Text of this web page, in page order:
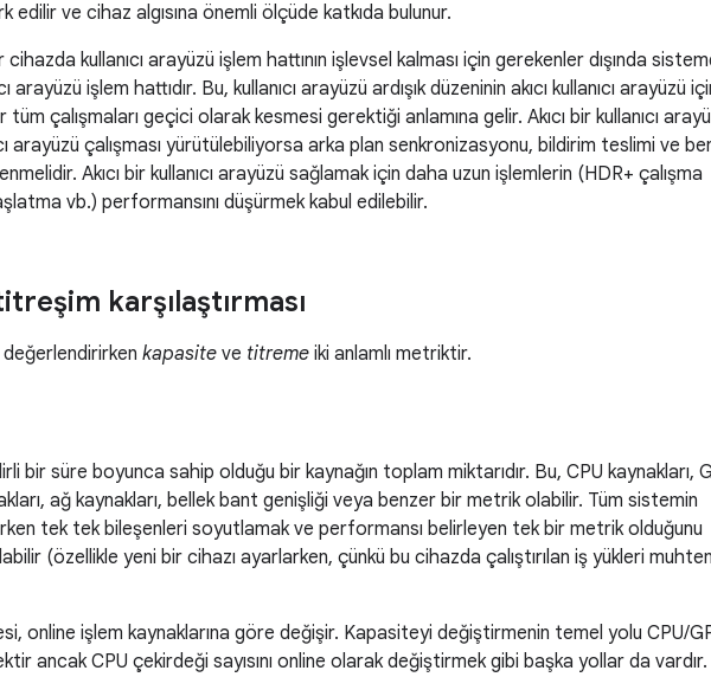
edilir ve cihaz algısına önemli ölçüde katkıda bulunur.
cihazda kullanıcı arayüzü işlem hattının işlevsel kalması için gerekenler dışında
arayüzü işlem hattıdır. Bu, kullanıcı arayüzü ardışık düzeninin akıcı kullanıcı arayüzü
çalışmaları geçici olarak kesmesi gerektiği anlamına gelir. Akıcı bir kullanıcı
arayüzü çalışması yürütülebiliyorsa arka plan senkronizasyonu, bildirim teslimi ve
Akıcı bir kullanıcı arayüzü sağlamak için daha uzun işlemlerin (HDR+ çalışma
vb.) performansını düşürmek kabul edilebilir.
karşılaştırması
değerlendirirken kapasite ve titreme iki anlamlı metriktir.
bir süre boyunca sahip olduğu bir kaynağın toplam miktarıdır. Bu, CPU kaynakları,
ağ kaynakları, bellek bant genişliği veya benzer bir metrik olabilir. Tüm sistemin
tek tek bileşenleri soyutlamak ve performansı belirleyen tek bir metrik olduğunu
(özellikle yeni bir cihazı ayarlarken, çünkü bu cihazda çalıştırılan iş yükleri
online işlem kaynaklarına göre değişir. Kapasiteyi değiştirmenin temel yolu CPU/
ancak CPU çekirdeği sayısını online olarak değiştirmek gibi başka yollar da vardır.